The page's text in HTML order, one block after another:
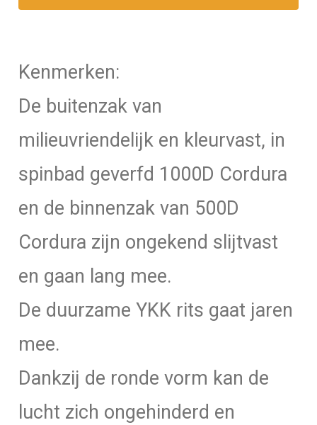
Kenmerken:
De buitenzak van
milieuvriendelijk en kleurvast, in
spinbad geverfd 1000D Cordura
en de binnenzak van 500D
Cordura zijn ongekend slijtvast
en gaan lang mee.
De duurzame YKK rits gaat jaren
mee.
Dankzij de ronde vorm kan de
lucht zich ongehinderd en